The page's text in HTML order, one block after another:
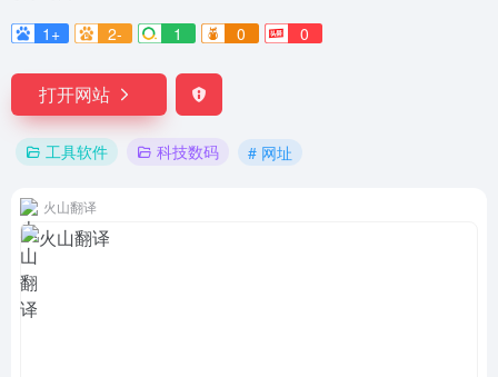
1+
2- 1 0 0
打开网站
工具软件 科技数码 # 网址
火山翻译